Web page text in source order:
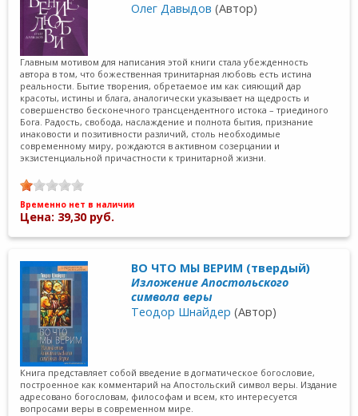
Олег Давыдов (Автор)
Главным мотивом для написания этой книги стала убежденность
автора в том, что божественная тринитарная любовь есть истина
реальности. Бытие творения, обретаемое им как сияющий дар
красоты, истины и блага, аналогически указывает на щедрость и
совершенство бесконечного трансцендентного истока – триединого
Бога. Радость, свобода, наслаждение и полнота бытия, признание
инаковости и позитивности различий, столь необходимые
современному миру, рождаются в активном созерцании и
экзистенциальной причастности к тринитарной жизни.
Временно нет в наличии
Цена: 39,30 руб.
ВО ЧТО МЫ ВЕРИМ (твердый)
Изложение Апостольского
символа веры
Теодор Шнайдер (Автор)
Книга представляет собой введение в догматическое богословие,
построенное как комментарий на Апостольский символ веры. Издание
адресовано богословам, философам и всем, кто интересуется
вопросами веры в современном мире.